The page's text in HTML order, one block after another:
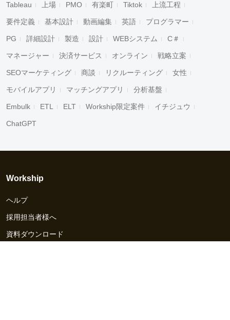
Tableau 上場 PMO 有楽町 Tiktok 上流工程
要件定義 基本設計 動画編集 英語 プログラマー
PG 詳細設計 製造 設計 WEBシステム C＃
マネージャー 決済サービス オンライン 戦略立案
SEOマーケティング 商談 リクルーティング 女性
モバイルアプリ マッチングアプリ 分析基盤
Embulk ETL ELT Workship限定案件 イチジュウ
ChatGPT
Workship
ヘルプ
採用担当者様へ
資料ダウンロード